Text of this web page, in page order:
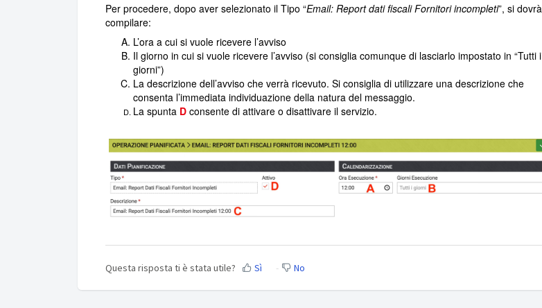
Per procedere, dopo aver selezionato il Tipo “Email: Report dati fiscali Fornitori incompleti”, si dovrà
compilare:
L’ora a cui si vuole ricevere l’avviso
Il giorno in cui si vuole ricevere l’avviso (si consiglia comunque di lasciarlo impostato in “Tutti i
giorni”)
La descrizione dell’avviso che verrà ricevuto. Si consiglia di utilizzare una descrizione che
consenta l’immediata individuazione della natura del messaggio.
La spunta D consente di attivare o disattivare il servizio.
Questa risposta ti è stata utile? Sì No